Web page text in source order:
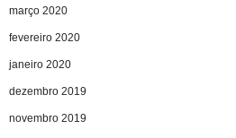
março 2020
fevereiro 2020
janeiro 2020
dezembro 2019
novembro 2019